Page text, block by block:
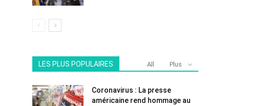
LES PLUS POPULAIRES All Plus
Coronavirus : La presse
américaine rend hommage au